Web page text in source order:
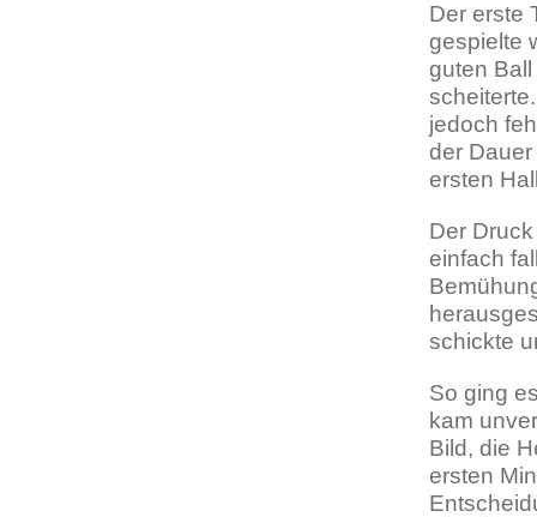
Der erste
gespielte
guten
jedoch
der
ersten
Der
einfach
schickte
So ging
kam
Bild, die
ersten